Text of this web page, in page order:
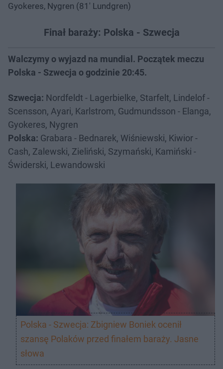
Gyokeres, Nygren (81' Lundgren)
Finał baraży: Polska - Szwecja
Walczymy o wyjazd na mundial. Początek meczu
Polska - Szwecja o godzinie 20:45.
Szwecja: Nordfeldt - Lagerbielke, Starfelt, Lindelof -
Scensson, Ayari, Karlstrom, Gudmundsson - Elanga,
Gyokeres, Nygren
Polska: Grabara - Bednarek, Wiśniewski, Kiwior -
Cash, Zalewski, Zieliński, Szymański, Kamiński -
Świderski, Lewandowski
Polska - Szwecja: Zbigniew Boniek ocenił
szansę Polaków przed finałem baraży. Jasne
słowa